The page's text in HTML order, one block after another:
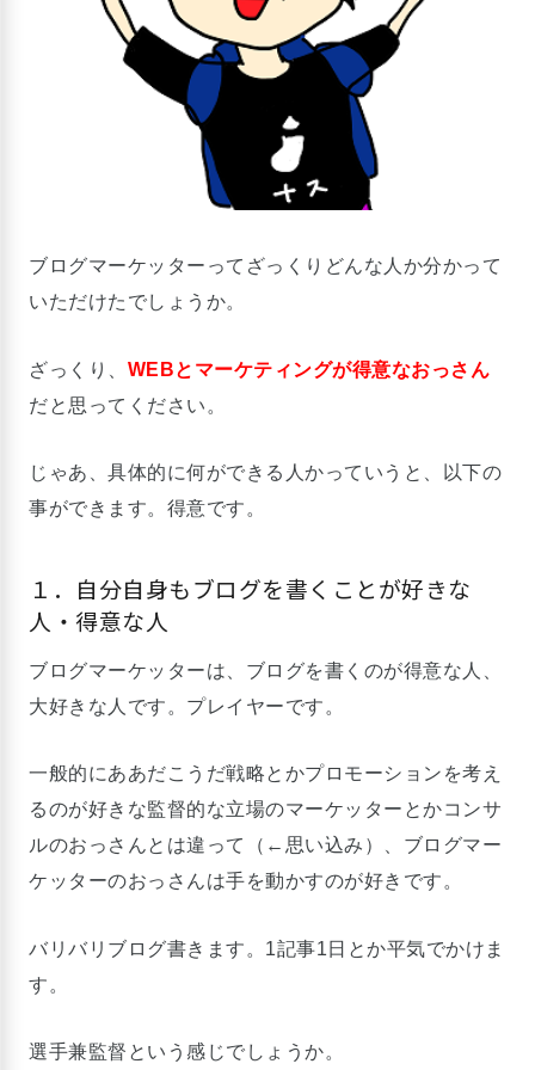
ブログマーケッターってざっくりどんな人か分かって
いただけたでしょうか。
ざっくり、 WEBとマーケティングが得意なおっさん
だと思ってください。
じゃあ、具体的に何ができる人かっていうと、以下の
事ができます。得意です。
１．自分自身もブログを書くことが好きな
人・得意な人
ブログマーケッターは、ブログを書くのが得意な人、
大好きな人です。プレイヤーです。
一般的にああだこうだ戦略とかプロモーションを考え
るのが好きな監督的な立場のマーケッターとかコンサ
ルのおっさんとは違って（←思い込み）、ブログマー
ケッターのおっさんは手を動かすのが好きです。
バリバリブログ書きます。1記事1日とか平気でかけま
す。
選手兼監督という感じでしょうか。